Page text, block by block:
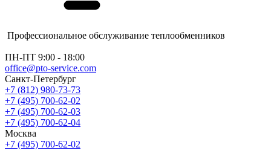
Профессиональное обслуживание теплообменников
ПН-ПТ 9:00 - 18:00
office@pto-service.com
Санкт-Петербург
+7 (812) 980-73-73
+7 (495) 700-62-02
+7 (495) 700-62-03
+7 (495) 700-62-04
Москва
+7 (495) 700-62-02